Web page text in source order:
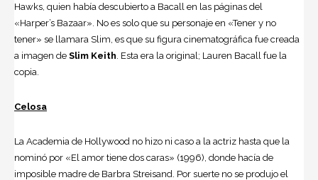
Hawks, quien había descubierto a Bacall en las páginas del
«Harper’s Bazaar». No es solo que su personaje en «Tener y no
tener» se llamara Slim, es que su figura cinematográfica fue creada
a imagen de Slim Keith . Esta era la original; Lauren Bacall fue la
copia.
Celosa
La Academia de Hollywood no hizo ni caso a la actriz hasta que la
nominó por «El amor tiene dos caras» (1996), donde hacía de
imposible madre de Barbra Streisand. Por suerte no se produjo el